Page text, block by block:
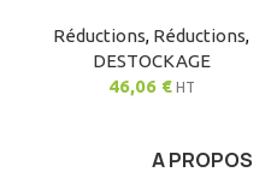
Réductions, Réductions,
DESTOCKAGE
46,06 € HT
A PROPOS